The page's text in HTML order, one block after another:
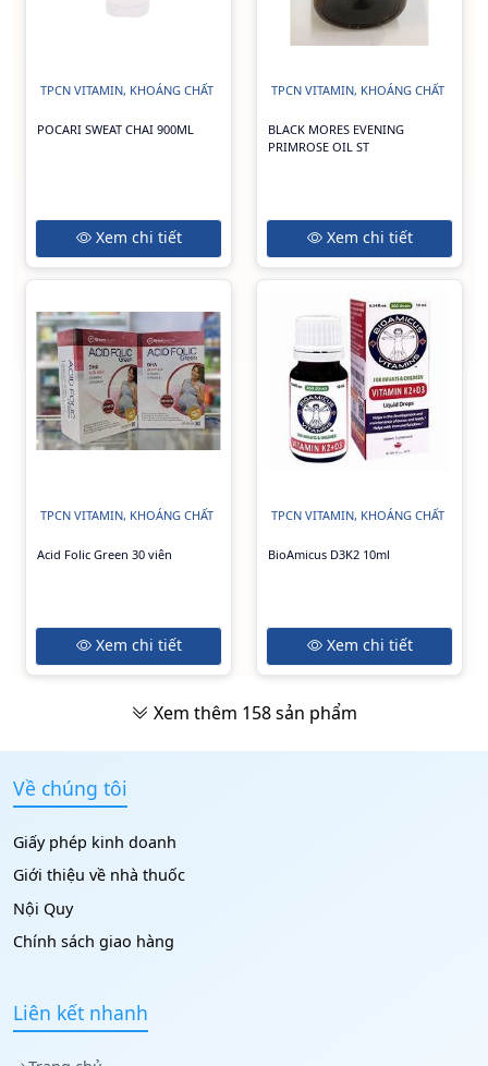
TPCN VITAMIN, KHOÁNG CHẤT
POCARI SWEAT CHAI 900ML
Xem chi tiết
TPCN VITAMIN, KHOÁNG CHẤT
BLACK MORES EVENING
PRIMROSE OIL ST
Xem chi tiết
TPCN VITAMIN, KHOÁNG CHẤT
Acid Folic Green 30 viên
Xem chi tiết
TPCN VITAMIN, KHOÁNG CHẤT
BioAmicus D3K2 10ml
Xem chi tiết
Xem thêm 158 sản phẩm
Về chúng tôi
Giấy phép kinh doanh
Giới thiệu về nhà thuốc
Nội Quy
Chính sách giao hàng
Liên kết nhanh